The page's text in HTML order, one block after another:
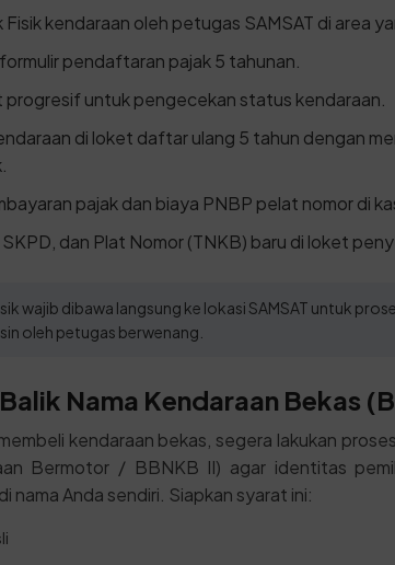
Fisik kendaraan oleh petugas SAMSAT di area
pendaftaran pajak 5 tahunan.
progresif untuk pengecekan status kendaraan.
di loket daftar ulang 5 tahun dengan
pajak dan biaya PNBP pelat nomor di
dan Plat Nomor (TNKB) baru di loket
wajib dibawa langsung ke lokasi SAMSAT untuk
oleh petugas berwenang.
Nama Kendaraan Bekas
kendaraan bekas, segera lakukan
Bermotor / BBNKB II) agar identitas
nama Anda sendiri. Siapkan syarat ini: